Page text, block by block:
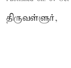
திருவள்ளுர்,